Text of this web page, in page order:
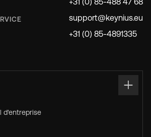
support@keynius.eu
+31 (0) 85-4891335
d'entreprise